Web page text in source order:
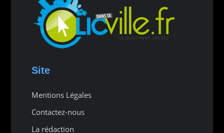
Site
Mentions Légales
Contactez-nous
La rédaction